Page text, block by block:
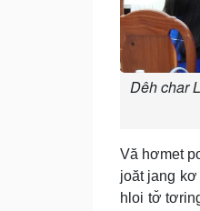
Dêh char
Vă hơmet
joăt jang
hloi tơ̆